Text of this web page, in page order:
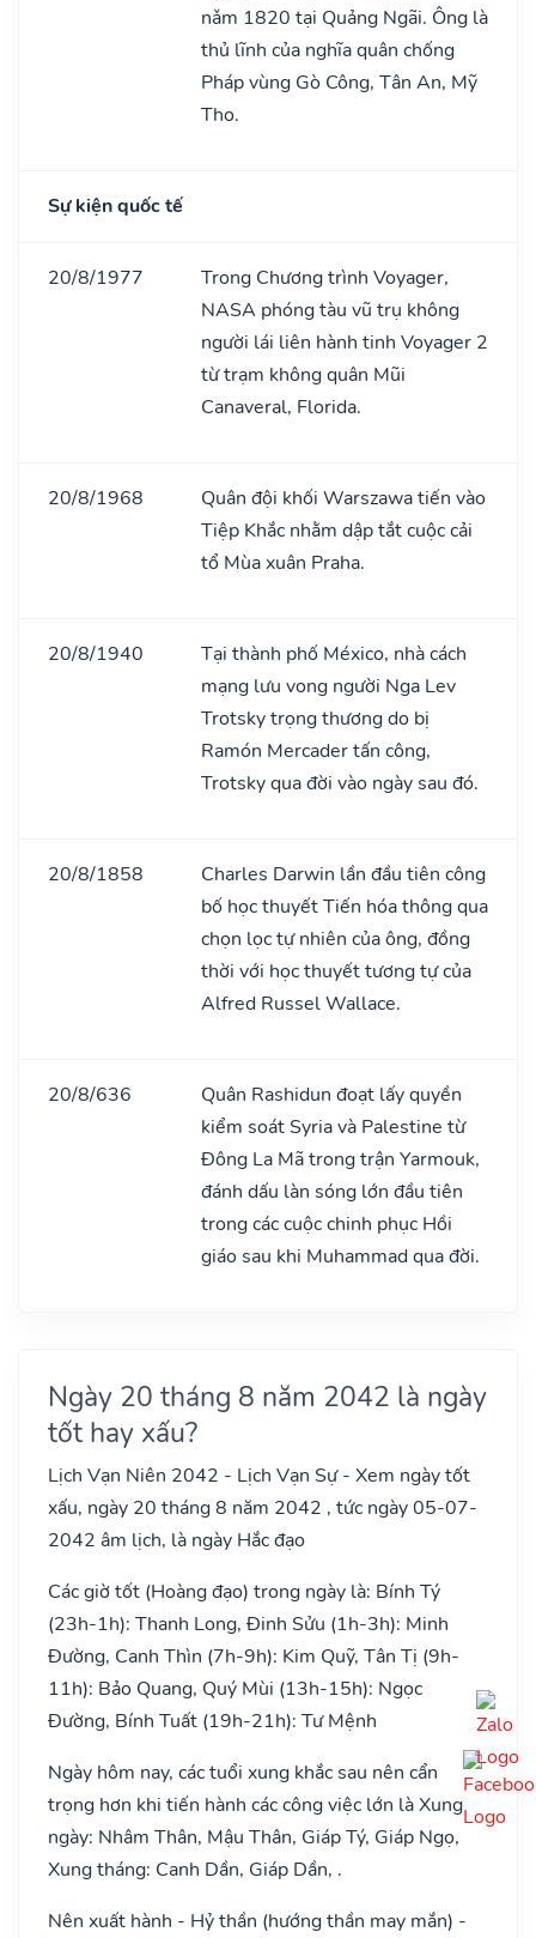
nǎm 1820 tại Quảng Ngãi. Ông là
thủ lĩnh của nghĩa quân chống
Pháp vùng Gò Công, Tân An, Mỹ
Tho.
Sự kiện quốc tế
20/8/1977
Trong Chương trình Voyager,
NASA phóng tàu vũ trụ không
người lái liên hành tinh Voyager 2
từ trạm không quân Mũi
Canaveral, Florida.
20/8/1968
Quân đội khối Warszawa tiến vào
Tiệp Khắc nhằm dập tắt cuộc cải
tổ Mùa xuân Praha.
20/8/1940
Tại thành phố México, nhà cách
mạng lưu vong người Nga Lev
Trotsky trọng thương do bị
Ramón Mercader tấn công,
Trotsky qua đời vào ngày sau đó.
20/8/1858
Charles Darwin lần đầu tiên công
bố học thuyết Tiến hóa thông qua
chọn lọc tự nhiên của ông, đồng
thời với học thuyết tương tự của
Alfred Russel Wallace.
20/8/636
Quân Rashidun đoạt lấy quyền
kiểm soát Syria và Palestine từ
Đông La Mã trong trận Yarmouk,
đánh dấu làn sóng lớn đầu tiên
trong các cuộc chinh phục Hồi
giáo sau khi Muhammad qua đời.
Ngày 20 tháng 8 năm 2042 là ngày
tốt hay xấu?
Lịch Vạn Niên 2042 - Lịch Vạn Sự - Xem ngày tốt
xấu, ngày 20 tháng 8 năm 2042 , tức ngày 05-07-
2042 âm lịch, là ngày Hắc đạo
Các giờ tốt (Hoàng đạo) trong ngày là: Bính Tý
(23h-1h): Thanh Long, Đinh Sửu (1h-3h): Minh
Đường, Canh Thìn (7h-9h): Kim Quỹ, Tân Tị (9h-
11h): Bảo Quang, Quý Mùi (13h-15h): Ngọc
Đường, Bính Tuất (19h-21h): Tư Mệnh
Ngày hôm nay, các tuổi xung khắc sau nên cẩn
trọng hơn khi tiến hành các công việc lớn là Xung
ngày: Nhâm Thân, Mậu Thân, Giáp Tý, Giáp Ngọ,
Xung tháng: Canh Dần, Giáp Dần, .
Nên xuất hành - Hỷ thần (hướng thần may mắn) -